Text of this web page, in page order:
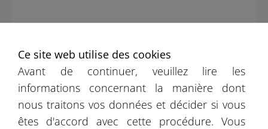
Ce site web utilise des cookies
Avant de continuer, veuillez lire les
informations concernant la manière dont
nous traitons vos données et décider si vous
êtes d'accord avec cette procédure. Vous